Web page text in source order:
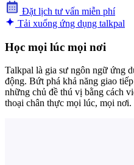
Đặt lịch tư vấn miễn phí
Tải xuống ứng dụng talkpal
Học mọi lúc mọi nơi
Talkpal là gia sư ngôn ngữ ứng
động. Bứt phá khả năng giao
những chủ đề thú vị bằng cách
thoại chân thực mọi lúc, mọi nơi.